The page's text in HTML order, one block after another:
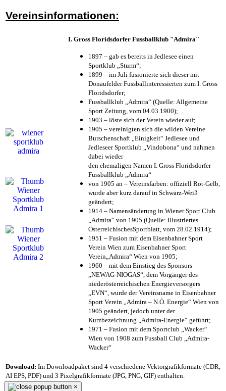
Vereinsinformationen:
I. Gross Floridsdorfer Fussballklub "Admira"
1897 – gab es bereits in Jedlesee einen
Sportklub „Sturm“;
1899 – im Juli fusionierte sich dieser mit
Donaufelder Fussballinteressierten zum I. Gross
Floridsdorfer;
Fussballklub „Admira“ (Quelle: Allgemeine
Sport Zeitung, vom 04.03.1900);
1903 – löste sich der Verein wieder auf;
1905 – vereinigten sich die wilden Vereine
Burschenschaft „Einigkeit“ Jedlesee und
Jedleseer Sportklub „Vindobona“ und nahmen
dabei wieder
den ehemaligen Namen I. Gross Floridsdorfer
Fussballklub „Admira“
von 1905 an – Vereinsfarben: offiziell Rot-Gelb,
wurde aber kurz darauf in Schwarz-Weiß
geändert;
1914 – Namensänderung in Wiener Sport Club
„Admira“ von 1905 (Quelle: Illustriertes
ÖsterreichischesSportblatt, vom 28.02.1914);
1951 – Fusion mit dem Eisenbahner Sport
Verein Wien zum Eisenbahner Sport
Verein„Admira“ Wien von 1905;
1960 – mit dem Einstieg des Sponsors
„NEWAG-NIOGAS“, dem Vorgänger des
niederösterreichischen Energieversorgers
„EVN“, wurde der Vereinsname in Eisenbahner
Sport Verein „Admira – N.Ö. Energie“ Wien von
1905 geändert, jedoch unter der
Kurzbezeichnung „Admira-Energie“ geführt;
1971 – Fusion mit dem Sportclub „Wacker“
Wien von 1908 zum Fussball Club „Admira-
Wacker“
Download: Im Downloadpaket sind 4 verschiedene Vektorgrafikformate (CDR,
AI EPS, PDF) und 3 Pixelgrafikformate (JPG, PNG, GIF) enthalten.
×